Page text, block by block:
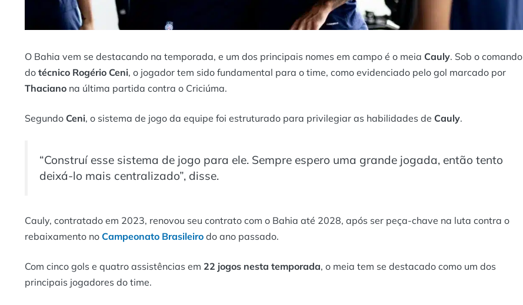
O Bahia vem se destacando na temporada, e um dos principais nomes em campo é o meia Cauly. Sob o comando
do técnico Rogério Ceni, o jogador tem sido fundamental para o time, como evidenciado pelo gol marcado por
Thaciano na última partida contra o Criciúma.
Segundo Ceni, o sistema de jogo da equipe foi estruturado para privilegiar as habilidades de Cauly.
“Construí esse sistema de jogo para ele. Sempre espero uma grande jogada, então tento
deixá-lo mais centralizado”, disse.
Cauly, contratado em 2023, renovou seu contrato com o Bahia até 2028, após ser peça-chave na luta contra o
rebaixamento no Campeonato Brasileiro do ano passado.
Com cinco gols e quatro assistências em 22 jogos nesta temporada, o meia tem se destacado como um dos
principais jogadores do time.